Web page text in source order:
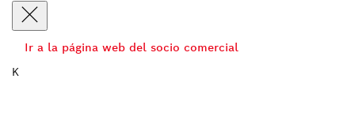
Ir a la página web del socio comercial
K